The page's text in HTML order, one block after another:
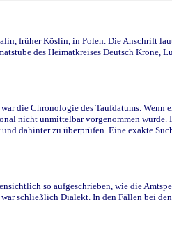
früher Köslin, in Polen. Die Anschrift
des Heimatkreises Deutsch
die Chronologie des Taufdatums.
nicht unmittelbar vorgenommen
dahinter zu überprüfen. Eine exakte
so aufgeschrieben, wie die
schließlich Dialekt. In den Fällen bei